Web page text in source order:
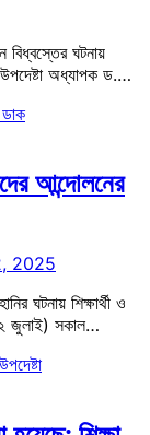
বিধ্বস্তের ঘটনায়
উপদেষ্টা অধ্যাপক ড.…
আন্দোলনের
2025
ঘটনায় শিক্ষার্থী ও
জুলাই) সকাল…